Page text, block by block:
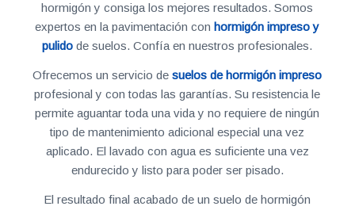
hormigón y consiga los mejores resultados. Somos
expertos en la pavimentación conhormigón impreso y
pulido de suelos. Confía en nuestros profesionales.
Ofrecemos un servicio desuelos de hormigón impreso
profesional y con todas las garantías. Su resistencia le
permite aguantar toda una vida y no requiere de ningún
tipo de mantenimiento adicional especial una vez
aplicado. El lavado con agua es suficiente una vez
endurecido y listo para poder ser pisado.
El resultado final acabado de un suelo de hormigón